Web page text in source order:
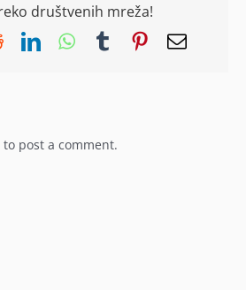
društvenih mreža!
RedditLinkedInWhatsApp
TumblrPinterest
Email
to post a comment.